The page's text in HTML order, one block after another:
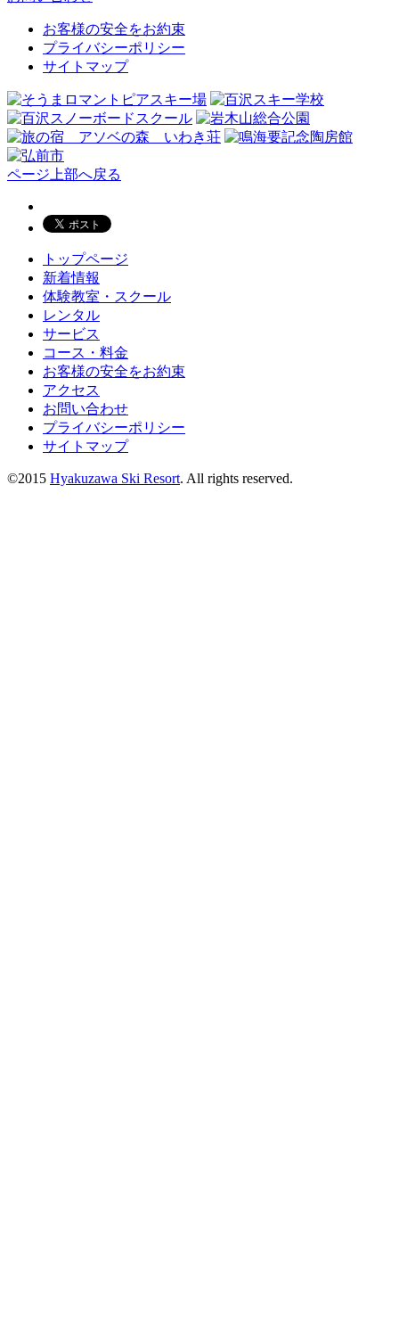
お客様の安全をお約束
プライバシーポリシー
サイトマップ
ページ上部へ戻る
トップページ
新着情報
体験教室・スクール
レンタル
サービス
コース・料金
お客様の安全をお約束
アクセス
お問い合わせ
プライバシーポリシー
サイトマップ
©2015 Hyakuzawa Ski Resort. All rights reserved.